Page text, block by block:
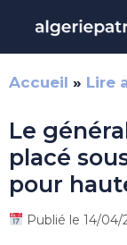
contenu
Accueil » Lire
Le
placé
pour
Publié le 14/04/